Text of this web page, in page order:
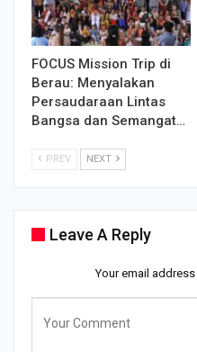
FOCUS Mission Trip di
Berau: Menyalakan
Persaudaraan Lintas
Bangsa dan Semangat…
PREV NEXT
Leave A Reply
Your email